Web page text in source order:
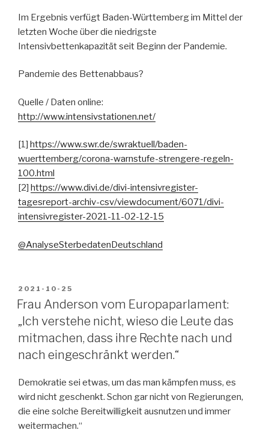
Im Ergebnis verfügt Baden-Württemberg im Mittel der
letzten Woche über die niedrigste
Intensivbettenkapazität seit Beginn der Pandemie.
Pandemie des Bettenabbaus?
Quelle / Daten online:
http://www.intensivstationen.net/
[1] https://www.swr.de/swraktuell/baden-
wuerttemberg/corona-warnstufe-strengere-regeln-
100.html
[2] https://www.divi.de/divi-intensivregister-
tagesreport-archiv-csv/viewdocument/6071/divi-
intensivregister-2021-11-02-12-15
@AnalyseSterbedatenDeutschland
VERÖFFENTLICHT
AM
2021-10-25
Frau Anderson vom Europaparlament:
„Ich verstehe nicht, wieso die Leute das
mitmachen, dass ihre Rechte nach und
nach eingeschränkt werden.“
Demokratie sei etwas, um das man kämpfen muss, es
wird nicht geschenkt. Schon gar nicht von Regierungen,
die eine solche Bereitwilligkeit ausnutzen und immer
weitermachen.“